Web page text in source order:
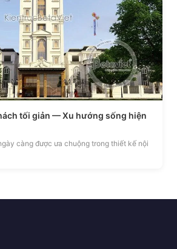
tối giản — Xu hướng sống hiện
càng được ưa chuộng trong thiết kế nội